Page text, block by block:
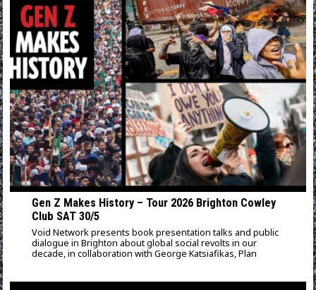
Gen Z Makes History – Tour 2026 Brighton Cowley
Club SAT 30/5
Void Network presents book presentation talks and public
dialogue in Brighton about global social revolts in our
decade, in collaboration with George Katsiafikas, Plan